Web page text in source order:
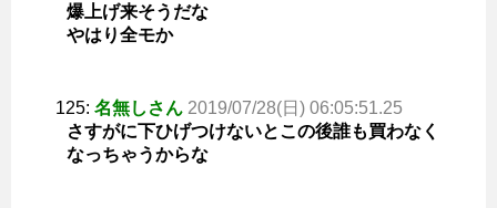
爆上げ来そうだな
やはり全モか
125: 名無しさん 2019/07/28(日) 06:05:51.25
さすがに下ひげつけないとこの後誰も買わなく
なっちゃうからな